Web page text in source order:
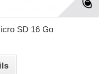
SD 16 Go